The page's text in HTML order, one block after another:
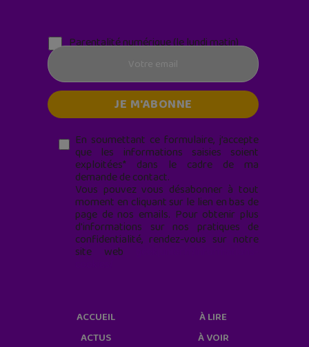
Parentalité numérique (le lundi matin)
En soumettant ce formulaire, j’accepte
que les informations saisies soient
exploitées* dans le cadre de ma
demande de contact.
Vous pouvez vous désabonner à tout
moment en cliquant sur le lien en bas de
page de nos emails. Pour obtenir plus
d'informations sur nos pratiques de
confidentialité, rendez-vous sur notre
site web
ACCUEIL
ACTUS
À LIRE
À VOIR